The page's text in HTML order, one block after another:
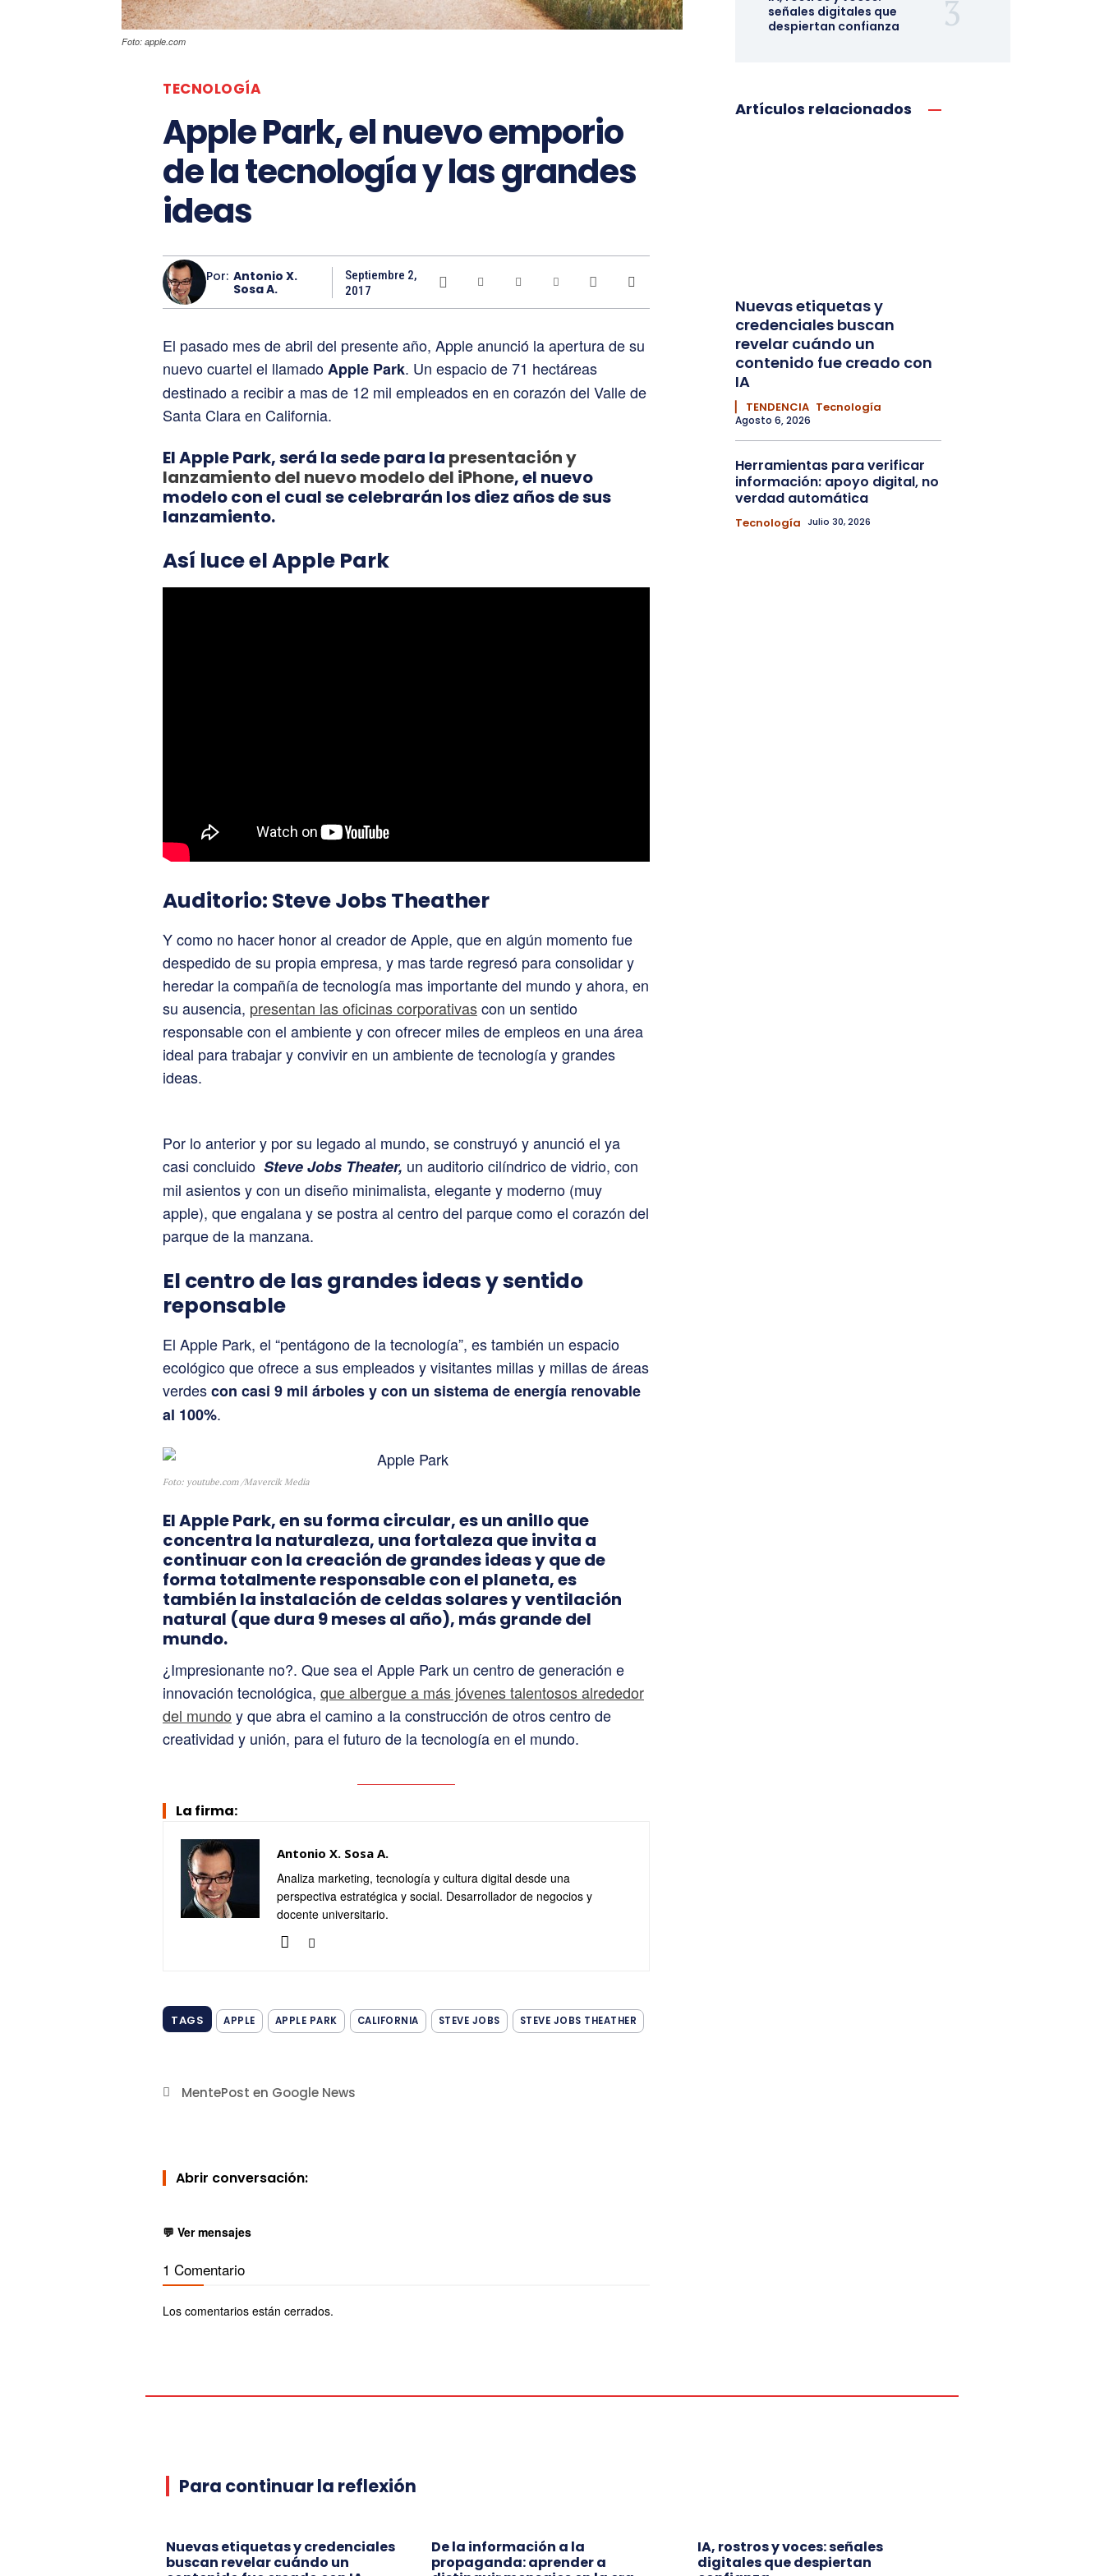
Foto: apple.com
TECNOLOGÍA
Apple Park, el nuevo emporio
de la tecnología y las grandes
ideas
Por: Antonio X.
Sosa A.
Septiembre 2,
2017
El pasado mes de abril del presente año, Apple anunció la apertura de su
nuevo cuartel el llamadoApple Park. Un espacio de 71 hectáreas
destinado a recibir a mas de 12 mil empleados en en corazón del Valle de
Santa Clara en California.
El Apple Park, será la sede para la presentación y
lanzamiento del nuevo modelo del iPhone, el nuevo
modelo con el cual se celebrarán los diez años de sus
lanzamiento.
Así luce el Apple Park
Auditorio: Steve Jobs Theather
Y como no hacer honor al creador de Apple, que en algún momento fue
despedido de su propia empresa, y mas tarde regresó para consolidar y
heredar la compañía de tecnología mas importante del mundo y ahora, en
su ausencia, presentan las oficinas corporativascon un sentido
responsable con el ambiente y con ofrecer miles de empleos en una área
ideal para trabajar y convivir en un ambiente de tecnología y grandes
ideas.
Por lo anterior y por su legado al mundo, se construyó y anunció el ya
casi concluido Steve Jobs Theater, un auditorio cilíndrico de vidrio, con
mil asientos y con un diseño minimalista, elegante y moderno (muy
apple), que engalana y se postra al centro del parque como el corazón del
parque de la manzana.
El centro de las grandes ideas y sentido
reponsable
El Apple Park, el “pentágono de la tecnología”, es también un espacio
ecológico que ofrece a sus empleados y visitantes millas y millas de áreas
verdescon casi 9 mil árboles y con un sistema de energía renovable
al 100%.
Foto: youtube.com /Mavercik Media
El Apple Park, en su forma circular, es un anillo que
concentra la naturaleza, una fortaleza que invita a
continuar con la creación de grandes ideas y que de
forma totalmente responsable con el planeta, es
también la instalación de celdas solares y ventilación
natural (que dura 9 meses al año), más grande del
mundo.
¿Impresionante no?. Que sea el Apple Park un centro de generación e
innovación tecnológica, que albergue a más jóvenes talentosos alrededor
del mundo y que abra el camino a la construcción de otros centro de
creatividad y unión, para el futuro de la tecnología en el mundo.
La firma:
Antonio X. Sosa A.
Analiza marketing, tecnología y cultura digital desde una
perspectiva estratégica y social. Desarrollador de negocios y
docente universitario.
TAGS APPLE APPLE PARK CALIFORNIA STEVE JOBS STEVE JOBS THEATHER
MentePost en Google News
Abrir conversación:
💬 Ver mensajes
1 Comentario
Los comentarios están cerrados.
señales digitales que
despiertan confianza
Artículos relacionados
Nuevas etiquetas y
credenciales buscan
revelar cuándo un
contenido fue creado con
IA
▏ TENDENCIA Tecnología
Agosto 6, 2026
Herramientas para verificar
información: apoyo digital, no
verdad automática
Tecnología Julio 30, 2026
Para continuar la reflexión
Nuevas etiquetas y credenciales
buscan revelar cuándo un
De la información a la
propaganda: aprender a
IA, rostros y voces: señales
digitales que despiertan